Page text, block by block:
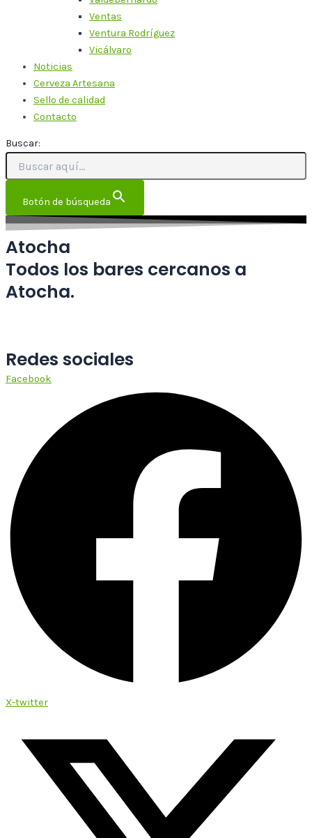
Ventas
Ventura Rodríguez
Vicálvaro
Noticias
Cerveza Artesana
Sello de calidad
Contacto
Buscar:
Botón de búsqueda
Atocha
Todos los bares cercanos a
Atocha.
Redes sociales
Facebook
X-twitter